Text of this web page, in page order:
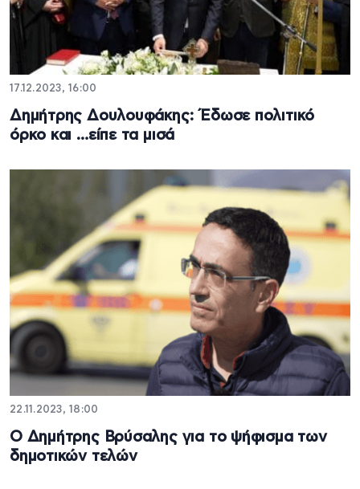
17.12.2023, 16:00
Δημήτρης Δουλουφάκης: Έδωσε πολιτικό
όρκο και …είπε τα μισά
22.11.2023, 18:00
Ο Δημήτρης Βρύσαλης για το ψήφισμα των
δημοτικών τελών